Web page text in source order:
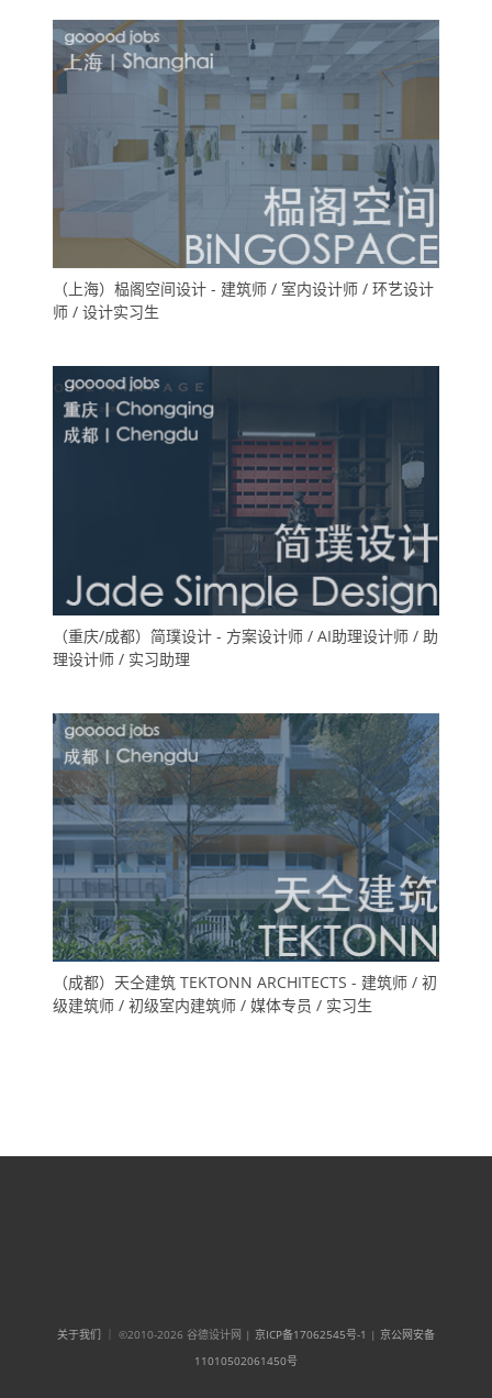
（上海）榀阁空间设计 - 建筑师 / 室内设计师 / 环艺设计
师 / 设计实习生
（重庆/成都）简璞设计 - 方案设计师 / AI助理设计师 / 助
理设计师 / 实习助理
（成都）天仝建筑 TEKTONN ARCHITECTS - 建筑师 / 初
级建筑师 / 初级室内建筑师 / 媒体专员 / 实习生
关于我们 ｜ ©2010-2026 谷德设计网 | 京ICP备17062545号-1 | 京公网安备
11010502061450号